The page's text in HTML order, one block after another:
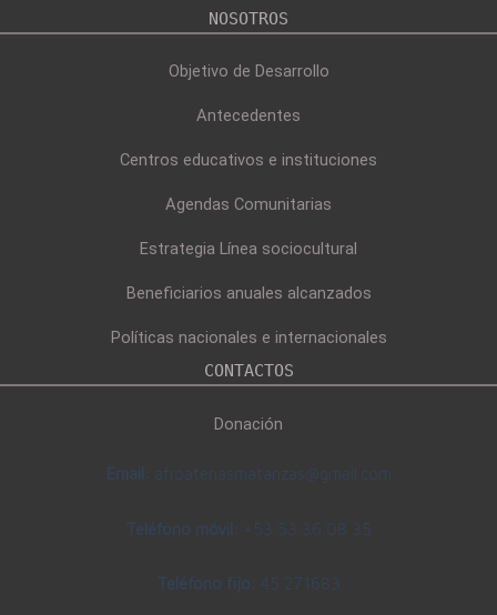
NOSOTROS
Objetivo de Desarrollo
Antecedentes
Centros educativos e instituciones
Agendas Comunitarias
Estrategia Línea sociocultural
Beneficiarios anuales alcanzados
Políticas nacionales e internacionales
CONTACTOS
Donación
Email: afroatenasmatanzas@gmail.com
Teléfono móvil: +53 53 36 08 35
Teléfono fijo: 45 271683